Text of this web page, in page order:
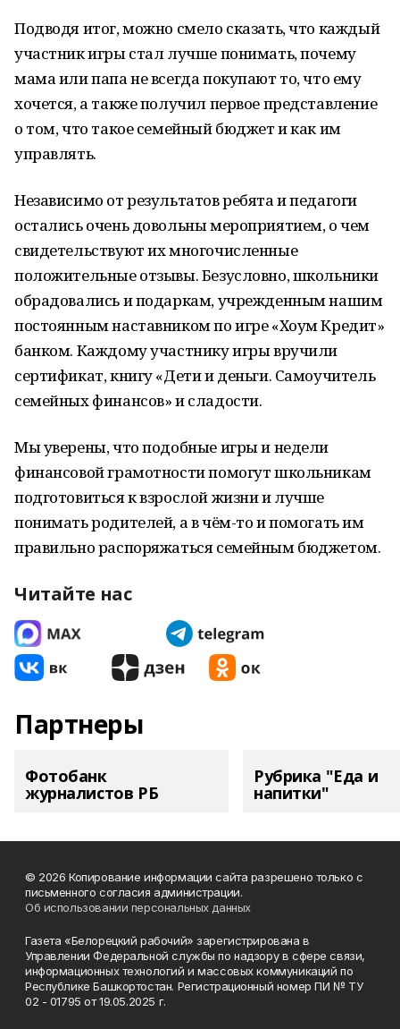
Подводя итог, можно смело сказать, что каждый
участник игры стал лучше понимать, почему
мама или папа не всегда покупают то, что ему
хочется, а также получил первое представление
о том, что такое семейный бюджет и как им
управлять.
Независимо от результатов ребята и педагоги
остались очень довольны мероприятием, о чем
свидетельствуют их многочисленные
положительные отзывы. Безусловно, школьники
обрадовались и подаркам, учрежденным нашим
постоянным наставником по игре «Хоум Кредит»
банком. Каждому участнику игры вручили
сертификат, книгу «Дети и деньги. Самоучитель
семейных финансов» и сладости.
Мы уверены, что подобные игры и недели
финансовой грамотности помогут школьникам
подготовиться к взрослой жизни и лучше
понимать родителей, а в чём-то и помогать им
правильно распоряжаться семейным бюджетом.
Читайте нас
Партнеры
Фотобанк
журналистов РБ
Рубрика "Еда и
напитки"
© 2026 Копирование информации сайта разрешено только с
письменного согласия администрации.
Об использовании персональных данных
Газета «Белорецкий рабочий» зарегистрирована в
Управлении Федеральной службы по надзору в сфере связи,
информационных технологий и массовых коммуникаций по
Республике Башкортостан. Регистрационный номер ПИ № ТУ
02 - 01795 от 19.05.2025 г.